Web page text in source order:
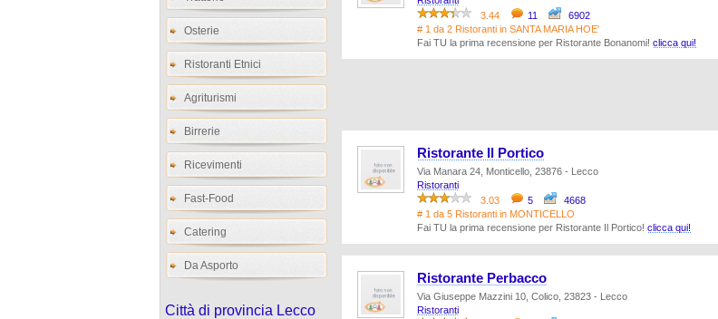
Osterie
Ristoranti Etnici
Agriturismi
Birrerie
Ricevimenti
Fast-Food
Catering
Da Asporto
Città di provincia Lecco
3.44
11
6902
# 1 da 2 Ristoranti in SANTA MARIA HOE'
Fai TU la prima recensione per Ristorante Bonanomi! clicca qui!
Ristorante Il Portico
Via Manara 24, Monticello, 23876 - Lecco
Ristoranti
3.03
5
4668
# 1 da 5 Ristoranti in MONTICELLO
Fai TU la prima recensione per Ristorante Il Portico! clicca qui!
Ristorante Perbacco
Via Giuseppe Mazzini 10, Colico, 23823 - Lecco
Ristoranti